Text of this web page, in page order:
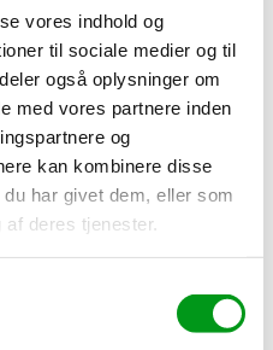
vores indhold og
til sociale medier og til
også oplysninger om
med vores partnere inden
og
kan kombinere disse
har givet dem, eller som
deres tjenester.
4.465 kr. om ugen og højst
sygedagpenge?
din løn normalt gør. Det
penge for maj måned, når
i måneden, ligesom det